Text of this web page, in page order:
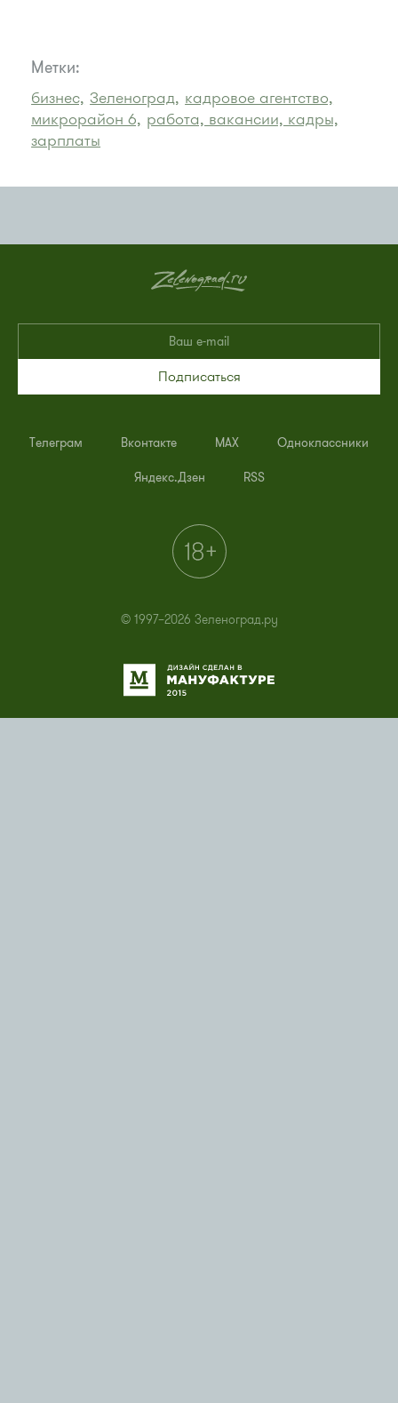
Метки:
бизнес, Зеленоград, кадровое агентство,
микрорайон 6, работа, вакансии, кадры,
зарплаты
Подписаться
Телеграм Вконтакте MAX Одноклассники
Яндекс.Дзен RSS
© 1997–2026 Зеленоград.ру